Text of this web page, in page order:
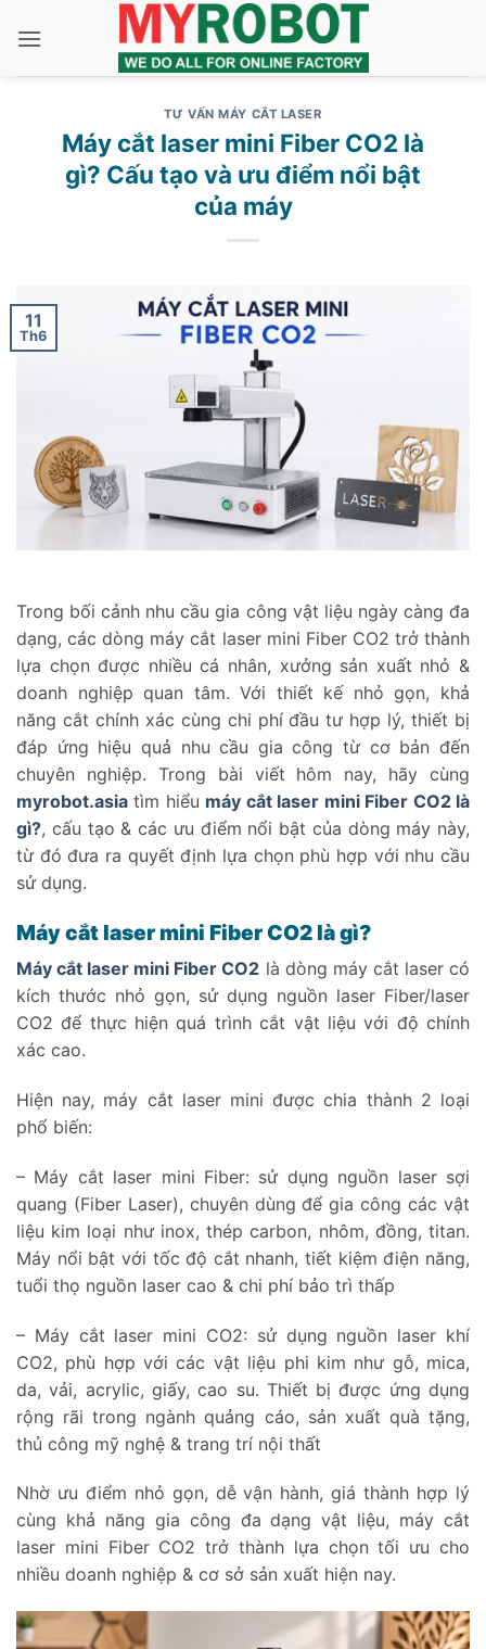
qua
TƯ VẤN MÁY CẮT LASER
Máy cắt laser mini Fiber CO2 là
gì? Cấu tạo và ưu điểm nổi bật
của máy
11
Th6
Trong bối cảnh nhu cầu gia công vật liệu ngày càng đa
dạng, các dòng máy cắt laser mini Fiber CO2 trở thành
lựa chọn được nhiều cá nhân, xưởng sản xuất nhỏ &
doanh nghiệp quan tâm. Với thiết kế nhỏ gọn, khả
năng cắt chính xác cùng chi phí đầu tư hợp lý, thiết bị
đáp ứng hiệu quả nhu cầu gia công từ cơ bản đến
chuyên nghiệp. Trong bài viết hôm nay, hãy cùng
myrobot.asia tìm hiểu máy cắt laser mini Fiber CO2 là
gì?, cấu tạo & các ưu điểm nổi bật của dòng máy này,
từ đó đưa ra quyết định lựa chọn phù hợp với nhu cầu
sử dụng.
Máy cắt laser mini Fiber CO2 là gì?
Máy cắt laser mini Fiber CO2 là dòng máy cắt laser có
kích thước nhỏ gọn, sử dụng nguồn laser Fiber/laser
CO2 để thực hiện quá trình cắt vật liệu với độ chính
xác cao.
Hiện nay, máy cắt laser mini được chia thành 2 loại
phổ biến:
– Máy cắt laser mini Fiber: sử dụng nguồn laser sợi
quang (Fiber Laser), chuyên dùng để gia công các vật
liệu kim loại như inox, thép carbon, nhôm, đồng, titan.
Máy nổi bật với tốc độ cắt nhanh, tiết kiệm điện năng,
tuổi thọ nguồn laser cao & chi phí bảo trì thấp
– Máy cắt laser mini CO2: sử dụng nguồn laser khí
CO2, phù hợp với các vật liệu phi kim như gỗ, mica,
da, vải, acrylic, giấy, cao su. Thiết bị được ứng dụng
rộng rãi trong ngành quảng cáo, sản xuất quà tặng,
thủ công mỹ nghệ & trang trí nội thất
Nhờ ưu điểm nhỏ gọn, dễ vận hành, giá thành hợp lý
cùng khả năng gia công đa dạng vật liệu, máy cắt
laser mini Fiber CO2 trở thành lựa chọn tối ưu cho
nhiều doanh nghiệp & cơ sở sản xuất hiện nay.